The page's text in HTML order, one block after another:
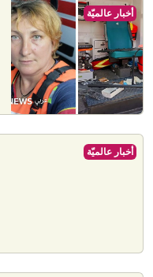
أخبار عالميّة
أخبار عالميّة